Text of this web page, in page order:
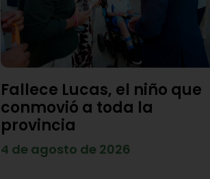
Fallece Lucas, el niño que
conmovió a toda la
provincia
4 de agosto de 2026